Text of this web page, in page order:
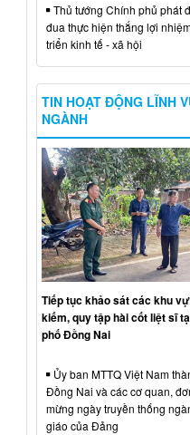
Thủ tướng Chính phủ phát
đua thực hiện thắng lợi
triển kinh tế - xã hội
TIN HOẠT ĐỘNG LĨNH
NGÀNH
Tiếp tục khảo sát các khu
kiếm, quy tập hài cốt liệt sĩ
phố Đồng Nai
Ủy ban MTTQ Việt Nam
Đồng Nai và các cơ quan,
mừng ngày truyền thống
giáo của Đảng